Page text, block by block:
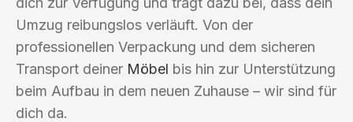
Umzug reibungslos verläuft. Von der
professionellen Verpackung und dem sicheren
Transport deiner Möbel bis hin zur Unterstützung
beim Aufbau in dem neuen Zuhause – wir sind für
dich da.